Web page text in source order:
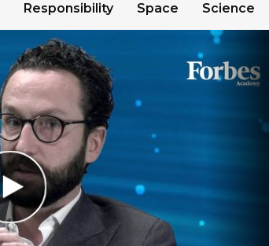
Responsibility Space Science